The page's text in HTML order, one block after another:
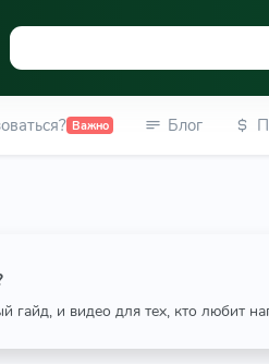
Важно Блог
гайд, и видео для тех, кто любит